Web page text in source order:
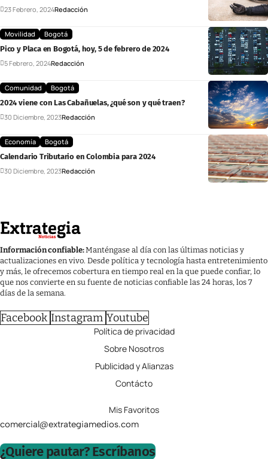
23 Febrero, 2024Redacción
Movilidad
Bogotá
Pico y Placa en Bogotá, hoy, 5 de febrero de 2024
5 Febrero, 2024Redacción
Comunidad
Bogotá
2024 viene con Las Cabañuelas, ¿qué son y qué traen?
30 Diciembre, 2023Redacción
Economía
Bogotá
Calendario Tributario en Colombia para 2024
30 Diciembre, 2023Redacción
Información confiable:Manténgase al día con las últimas noticias y
actualizaciones en vivo. Desde política y tecnología hasta entretenimiento
y más, le ofrecemos cobertura en tiempo real en la que puede confiar, lo
que nos convierte en su fuente de noticias confiable las 24 horas, los 7
días de la semana.
Facebook Instagram Youtube
Política de privacidad
Sobre Nosotros
Publicidad y Alianzas
Contácto
Mis Favoritos
comercial@extrategiamedios.com
¿Quiere pautar? Escríbanos